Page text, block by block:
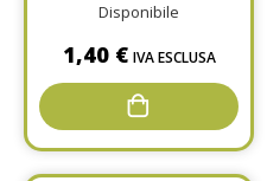
Disponibile
1,40 € IVA ESCLUSA